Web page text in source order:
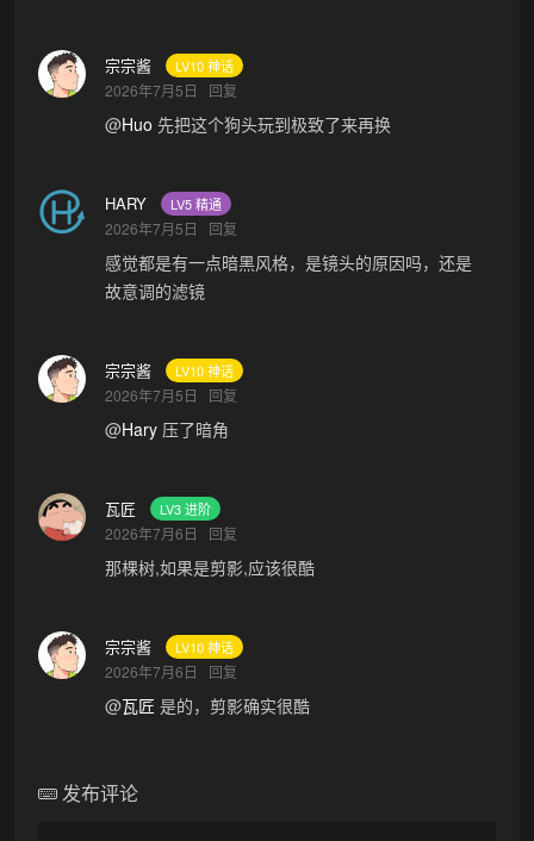
宗宗酱 LV10 神话
2026年7月5日 回复
@Huo 先把这个狗头玩到极致了来再换
HARY LV5 精通
2026年7月5日 回复
感觉都是有一点暗黑风格，是镜头的原因吗，还是
故意调的滤镜
宗宗酱 LV10 神话
2026年7月5日 回复
@Hary 压了暗角
瓦匠 LV3 进阶
2026年7月6日 回复
那棵树,如果是剪影,应该很酷
宗宗酱 LV10 神话
2026年7月6日 回复
@瓦匠 是的，剪影确实很酷
发布评论